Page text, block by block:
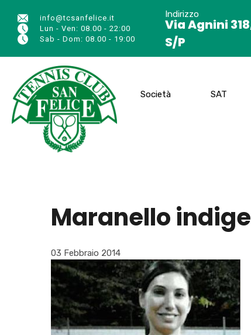
info@tcsanfelice.it
Lun - Ven: 08.00 - 22:00
Sab - Dom: 08.00 - 19:00
Indirizzo
Via Agnini
S/P
Società SAT
Maranello
03 Febbraio 2014